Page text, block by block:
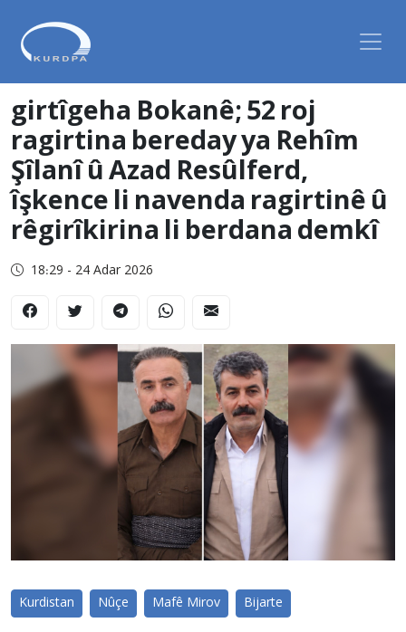
girtîgeha Bokanê; 52 roj
ragirtina bereday ya Rehîm
Şîlanî û Azad Resûlferd,
îşkence li navenda ragirtinê û
rêgirîkirina li berdana demkî
18:29 - 24 Adar 2026
Kurdistan Nûçe Mafê Mirov Bijarte